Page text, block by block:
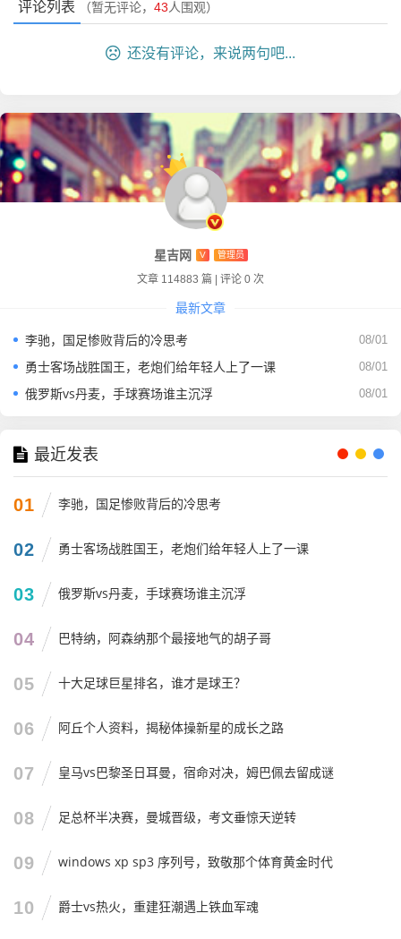
咱们国足以前的中场,经常被人说是“腰软”，对方一冲，咱们
力之下，有了李源一，就像是给这个软绵绵的腰带上绑了一
我记得有次看球,解说员说：“中国球员缺乏在对抗下处理球
的能力。”李源一就是目前国内球员里，极少数能在对方两个
人包夹下还能把球护住、传出来的球员，这种球员，你是用
数据统计不完全能体现价值的，他是那种干脏活累活的人，
是球队里的“蓝领”，但咱们都知道，一个球队要是没有几个
肯干蓝活的，那球星也玩不转。
现实困境：武磊的孤独与无奈
看着这份名单,我最大的感受就是：武磊太孤独了。
在西班牙人历练了那么多年,回来依然是“全村的希望”，这次
费南多在右边路,那是个突击手，不是个做饼的，中场李源一
偏防守，前腰位置上的人选一直是个老大难问题，这就导致
武磊经常得回撤拿球，然后自己再往前冲，这就像是让一个
百米冲刺冠军，还得先自己去搬运起跑器，累不累？
我个人的观点是,伊万科维奇得想办法解放武磊，别让他干太
多脏活累活，是不是可以试试让韦世豪跟他多配合？韦世豪
这孩子，虽然脾气有点爆，但那脚传球是有灵性的，有时候
灵光一现，真能给武磊创造出那种“保姆级”的进球机会。
球迷的心态：从“恨铁不成钢”到“佛系看球”
写到这里,我想聊聊咱们球迷自己。
这几天我在微博、论坛上逛了一圈，发现大家的评论变了，
以前一输球，那是铺天盖地的骂娘，恨不得把主教练和球员
的家底都翻出来。
现在呢？大家更多的是一种“无奈的调侃”，有人说：“只要别
谓，只要踢得像个爷们儿就行。”
评论列表 （暂无评论， 43人围观）
还没有评论，来说两句吧...
星吉网 V 管理员
文章 114883 篇 | 评论 0 次
最新文章
08/01
李驰，国足惨败背后的冷思考
08/01
勇士客场战胜国王，老炮们给年轻人上了一课
08/01
俄罗斯vs丹麦，手球赛场谁主沉浮
最近发表
01 李驰，国足惨败背后的冷思考
02 勇士客场战胜国王，老炮们给年轻人上了一课
03 俄罗斯vs丹麦，手球赛场谁主沉浮
04 巴特纳，阿森纳那个最接地气的胡子哥
05 十大足球巨星排名，谁才是球王？
06 阿丘个人资料，揭秘体操新星的成长之路
07 皇马vs巴黎圣日耳曼，宿命对决，姆巴佩去留成谜
08 足总杯半决赛，曼城晋级，考文垂惊天逆转
09 windows xp sp3 序列号，致敬那个体育黄金时代
10 爵士vs热火，重建狂潮遇上铁血军魂